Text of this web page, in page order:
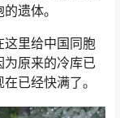
遗体。
这里给中国同胞
为原来的冷库已
已经快满了。